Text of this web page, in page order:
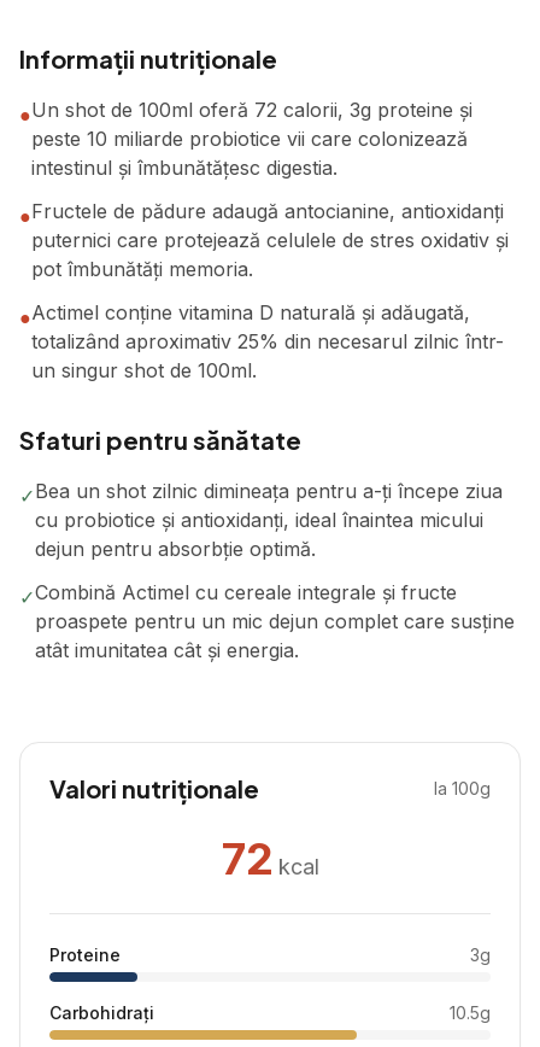
Informații nutriționale
●Un shot de 100ml oferă 72 calorii, 3g proteine și
peste 10 miliarde probiotice vii care colonizează
intestinul și îmbunătățesc digestia.
●Fructele de pădure adaugă antocianine, antioxidanți
puternici care protejează celulele de stres oxidativ și
pot îmbunătăți memoria.
●Actimel conține vitamina D naturală și adăugată,
totalizând aproximativ 25% din necesarul zilnic într-
un singur shot de 100ml.
Sfaturi pentru sănătate
✓Bea un shot zilnic dimineața pentru a-ți începe ziua
cu probiotice și antioxidanți, ideal înaintea micului
dejun pentru absorbție optimă.
✓Combină Actimel cu cereale integrale și fructe
proaspete pentru un mic dejun complet care susține
atât imunitatea cât și energia.
Valori nutriționale la 100g
72 kcal
Proteine 3g
Carbohidrați 10.5g